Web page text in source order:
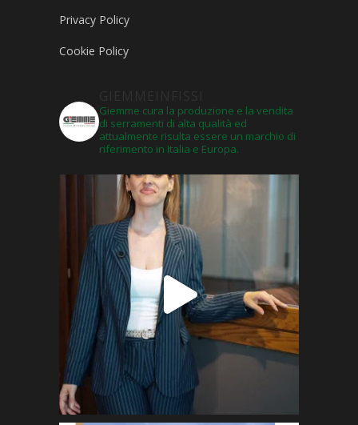
Privacy Policy
Cookie Policy
Giemme cura la produzione e la vendita
di serramenti di alta qualità ed
attualmente risulta essere un marchio di
riferimento in Italia e Europa.